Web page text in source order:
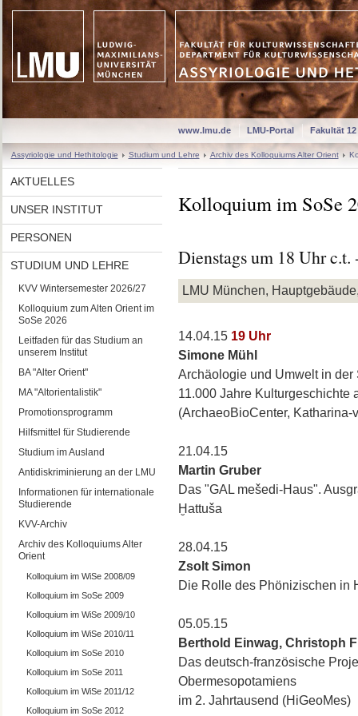
www.lmu.de LMU-Portal Fakultät 12
Assyriologie und Hethitologie Studium und Lehre Archiv des Kolloquiums Alter Orient
AKTUELLES
UNSER INSTITUT
PERSONEN
STUDIUM UND LEHRE
KVV Wintersemester 2026/27
Kolloquium zum Alten Orient im
SoSe 2026
Leitfaden für das Studium an
unserem Institut
BA "Alter Orient"
MA "Altorientalistik"
Promotionsprogramm
Hilfsmittel für Studierende
Studium im Ausland
Antidiskriminierung an der LMU
Informationen für internationale
Studierende
KVV-Archiv
Archiv des Kolloquiums Alter
Orient
Kolloquium im WiSe 2008/09
Kolloquium im SoSe 2009
Kolloquium im WiSe 2009/10
Kolloquium im WiSe 2010/11
Kolloquium im SoSe 2010
Kolloquium im SoSe 2011
Kolloquium im WiSe 2011/12
Kolloquium im SoSe 2012
Kolloquium im SoSe
Dienstags um 18 Uhr c.t.
LMU München,
14.04.15 19 Uhr
Simone Mühl
Archäologie und Umwelt in
11.000 Jahre Kulturgeschichte
(ArchaeoBioCenter, Katharina-
21.04.15
Martin Gruber
Das "GAL mešedi-Haus".
Ḫattuša
28.04.15
Zsolt Simon
Die Rolle des Phönizischen in
05.05.15
Berthold Einwag, Christoph
Das deutsch-französische
Obermesopotamiens
im 2. Jahrtausend (HiGeoMes)